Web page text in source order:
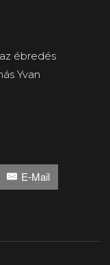
ébredés
Yvan
E-Mail